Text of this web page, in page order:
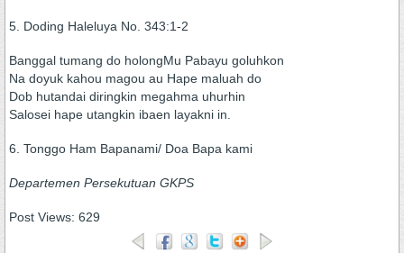
5. Doding Haleluya No. 343:1-2
Banggal tumang do holongMu Pabayu goluhkon
Na doyuk kahou magou au Hape maluah do
Dob hutandai diringkin megahma uhurhin
Salosei hape utangkin ibaen layakni in.
6. Tonggo Ham Bapanami/ Doa Bapa kami
Departemen Persekutuan GKPS
Post Views: 629